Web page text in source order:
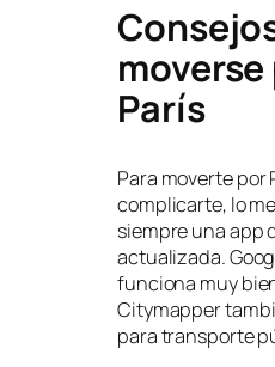
París
Para moverte por
complicarte, lo
siempre una app
actualizada.
funciona muy
Citymapper
para transporte